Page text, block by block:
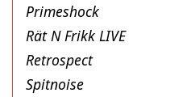
Primeshock
Rät N Frikk LIVE
Retrospect
Spitnoise